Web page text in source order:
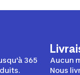
365
Aucun
Nous